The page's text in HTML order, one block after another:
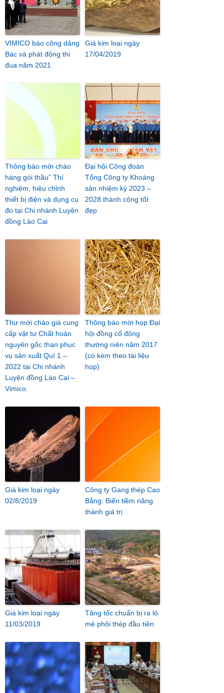
VIMICO báo công dâng
Bác và phát động thi
đua năm 2021
Giá kim loại ngày
17/04/2019
Thông báo mời chào
hàng gói thầu” Thí
nghiệm, hiệu chỉnh
thiết bị điện và dụng cụ
đo tại Chi nhánh Luyện
đồng Lào Cai
Đại hội Công đoàn
Tổng Công ty Khoáng
sản nhiệm kỳ 2023 –
2028 thành công tốt
đẹp
Thư mời chào giá cung
cấp vật tư Chất hoàn
nguyên gốc than phục
vụ sản xuất Quí 1 –
2022 tại Chi nhánh
Luyện đồng Lào Cai –
Vimico.
Thông báo mời họp Đại
hội đồng cổ đông
thường niên năm 2017
(có kèm theo tài liệu
họp)
Giá kim loại ngày
02/8/2019
Công ty Gang thép Cao
Bằng: Biến tiềm năng
thành giá trị
Giá kim loại ngày
11/03/2019
Tăng tốc chuẩn bị ra lò
mẻ phôi thép đầu tiên